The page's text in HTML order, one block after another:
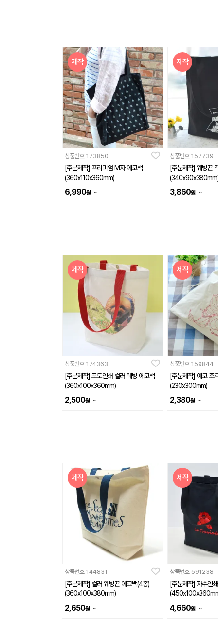
제작
상품번호 173850
[주문제작] 프리미엄 M자 에코백
(360x110x360mm)
6,990원 ~
제작
상품번호 157739
[주문제작] 웨빙끈
(340x90x380mm)
3,860원 ~
제작
상품번호 174363
[주문제작] 포토인쇄 컬러 웨빙 에코백
(360x100x360mm)
2,500원 ~
제작
상품번호 159844
[주문제작] 에코 조
(230x300mm)
2,380원 ~
제작
상품번호 144831
[주문제작] 컬러 웨빙끈 에코백(4종)
(360x100x380mm)
2,650원 ~
제작
상품번호 591238
[주문제작] 자수인
4,660원 ~